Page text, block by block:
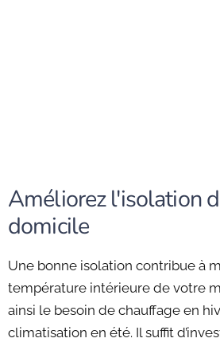
Améliorez l'isolation
domicile
Une bonne isolation contribue à
température intérieure de votre
ainsi le besoin de chauffage en
climatisation en été. Il suffit